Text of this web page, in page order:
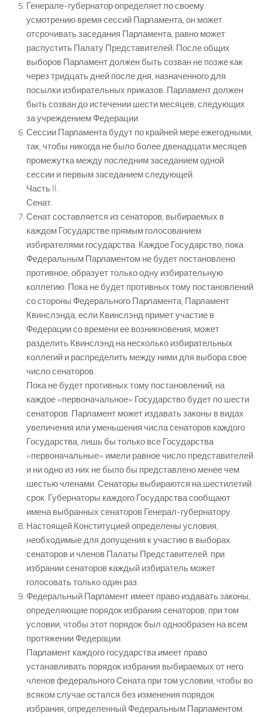
Генерале-губернатор определяет по своему
усмотрению время сессий Парламента, он может
отсрочивать заседания Парламента, равно может
распустить Палату Представителей. После общих
выборов Парламент должен быть созван не позже как
через тридцать дней после дня, назначенного для
посылки избирательных приказов. Парламент должен
быть созван до истечении шести месяцев, следующих
за учреждением Федерации.
Сессии Парламента будут по крайней мере ежегодными,
так, чтобы никогда не было более двенадцати месяцев
промежутка между последним заседанием одной
сессии и первым заседанием следующей.
Часть II.
Сенат.
Сенат составляется из сенаторов, выбираемых в
каждом Государстве прямым голосованием
избирателями государства. Каждое Государство, пока
Федеральным Парламентом не будет постановлено
противное, образует только одну избирательную
коллегию. Пока не будет противных тому постановлений
со стороны Федерального Парламента, Парламент
Квинслэнда, если Квинслэнд примет участие в
Федерации со времени ее возникновения, может
разделить Квинслэнд на несколько избирательных
коллегий и распределить между ними для выбора свое
число сенаторов.
Пока не будет противных тому постановлений, на
каждое «первоначальное» Государство будет по шести
сенаторов. Парламент может издавать законы в видах
увеличения или уменьшения числа сенаторов каждого
Государства, лишь бы только все Государства
«первоначальные» имели равное число представителей
и ни одно из них не было бы представлено менее чем
шестью членами. Сенаторы выбираются на шестилетий
срок. Губернаторы каждого Государства сообщают
имена выбранных сенаторов Генерал-губернатору.
Настоящей Конституцией определены условия,
необходимые для допущения к участию в выборах
сенаторов и членов Палаты Представителей: при
избрании сенаторов каждый избиратель может
голосовать только один раз.
Федеральный Парламент имеет право издавать законы,
определяющие порядок избрания сенаторов, при том
условии, чтобы этот порядок был однообразен на всем
протяжении Федерации.
Парламент каждого государства имеет право
устанавливать порядок избрания выбираемых от него
членов федерального Сената при том условии, чтобы во
всяком случае остался без изменения порядок
избрания, определенный Федеральным Парламентом.